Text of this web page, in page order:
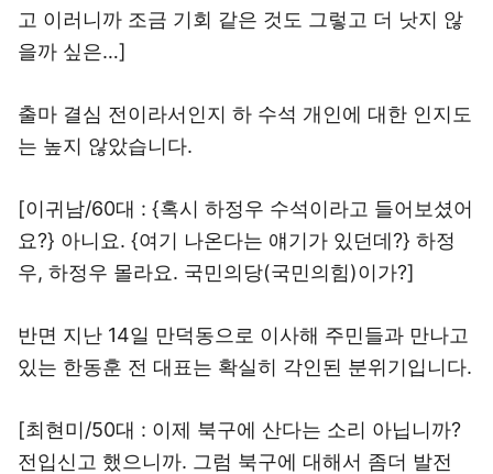
고 이러니까 조금 기회 같은 것도 그렇고 더 낫지 않
을까 싶은…]
출마 결심 전이라서인지 하 수석 개인에 대한 인지도
는 높지 않았습니다.
[이귀남/60대 : {혹시 하정우 수석이라고 들어보셨어
요?} 아니요. {여기 나온다는 얘기가 있던데?} 하정
우, 하정우 몰라요. 국민의당(국민의힘)이가?]
반면 지난 14일 만덕동으로 이사해 주민들과 만나고
있는 한동훈 전 대표는 확실히 각인된 분위기입니다.
[최현미/50대 : 이제 북구에 산다는 소리 아닙니까?
전입신고 했으니까. 그럼 북구에 대해서 좀더 발전